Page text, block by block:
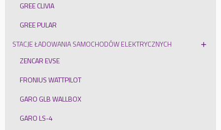
GREE CLIVIA
GREE PULAR
STACJE ŁADOWANIA SAMOCHODÓW ELEKTRYCZNYCH
ZENCAR EVSE
FRONIUS WATTPILOT
GARO GLB WALLBOX
GARO LS-4